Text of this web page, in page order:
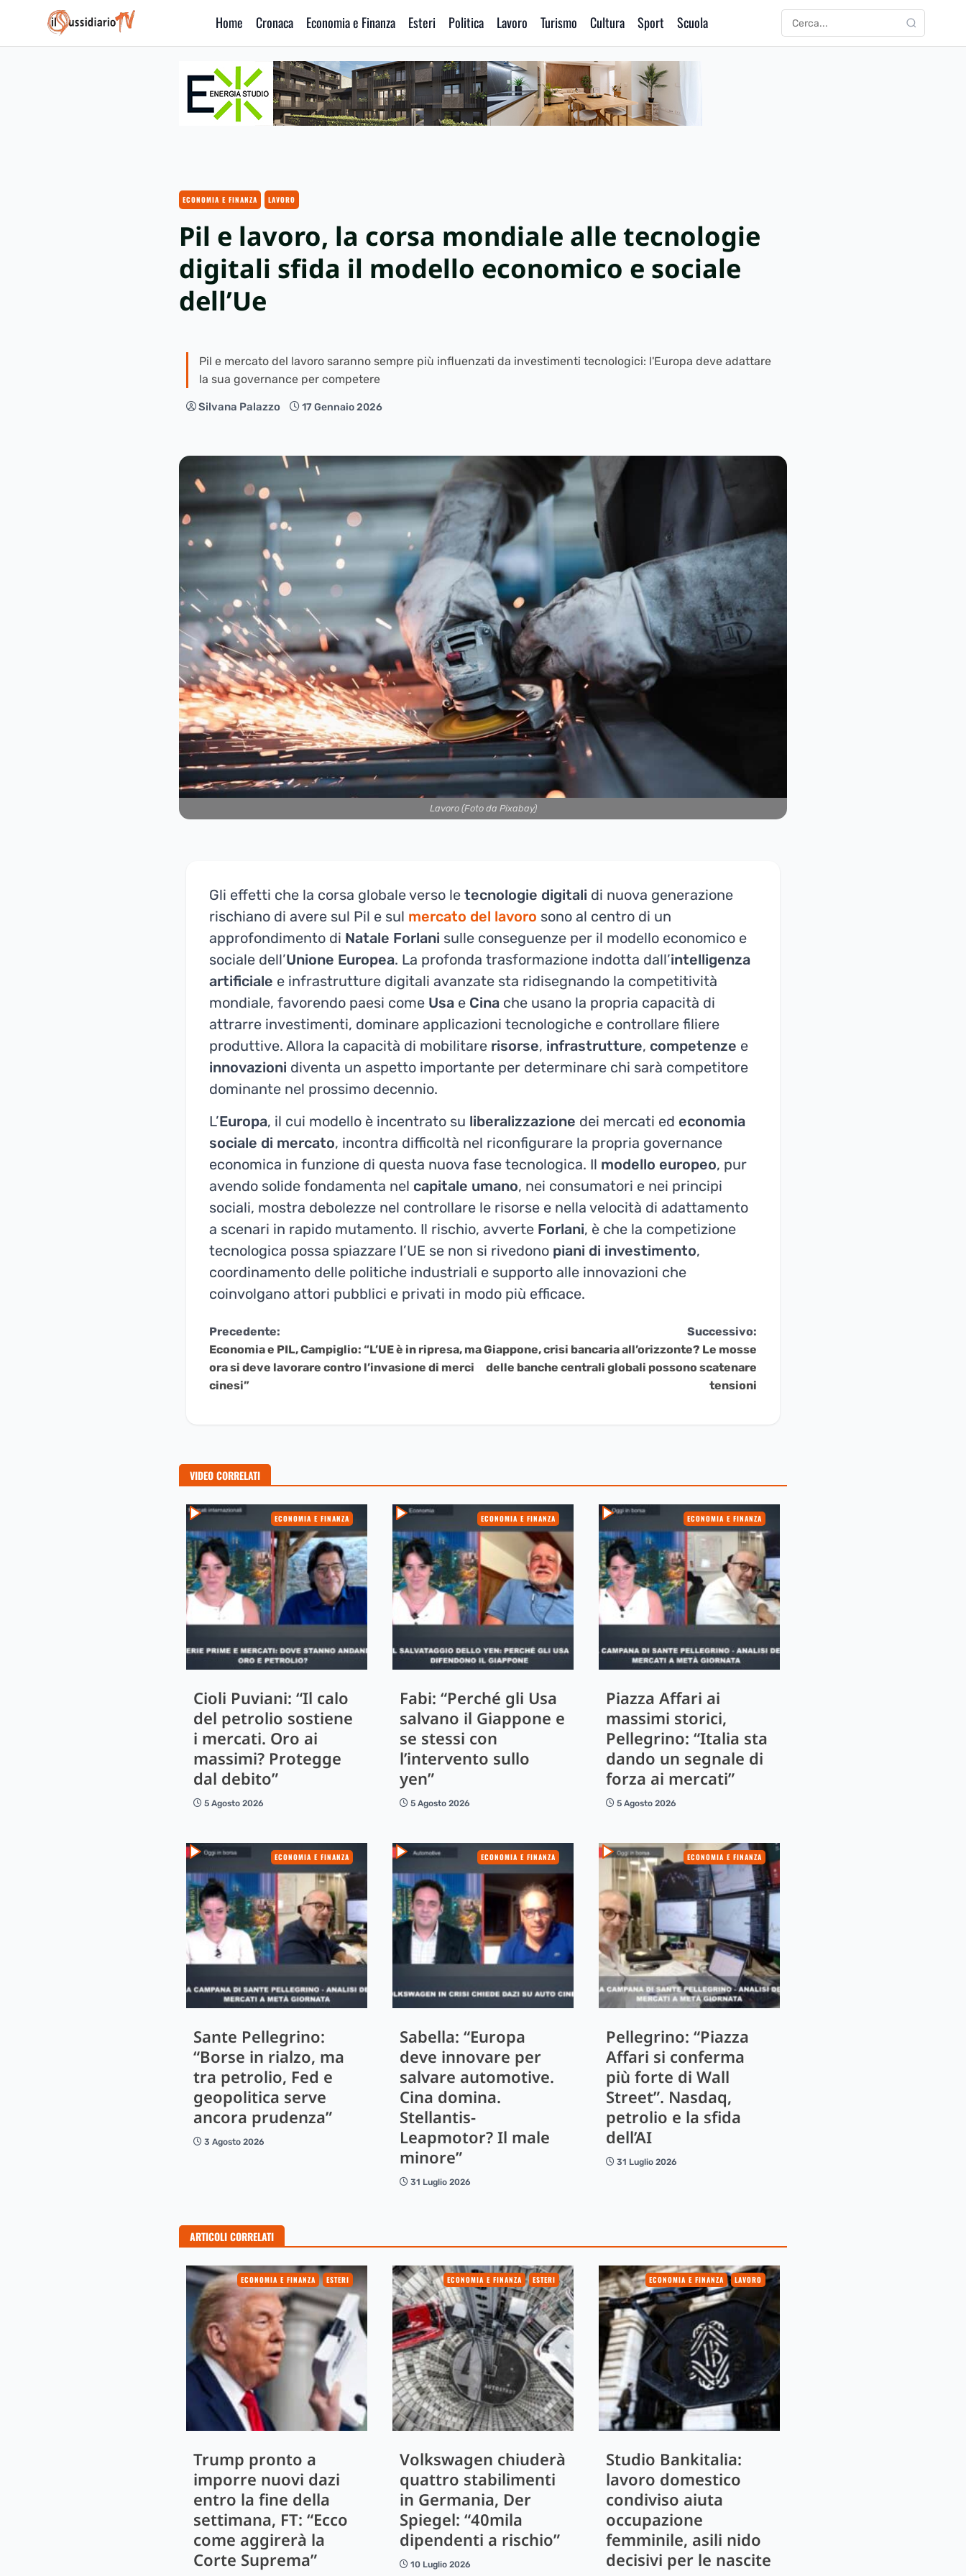
IlSussidiario TV
Home Cronaca Economia e Finanza Esteri Politica Lavoro Turismo Cultura Sport Scuola Cerca: CERCA
ECONOMIA E FINANZA LAVORO
Pil e lavoro, la corsa mondiale alle tecnologie
digitali sfida il modello economico e sociale
dell’Ue
Pil e mercato del lavoro saranno sempre più influenzati da investimenti tecnologici: l'Europa deve adattare
la sua governance per competere
Silvana Palazzo 17 Gennaio 2026
Lavoro (Foto da Pixabay)
Gli effetti che la corsa globale verso le tecnologie digitali di nuova generazione
rischiano di avere sul Pil e sul mercato del lavoro sono al centro di un
approfondimento di Natale Forlani sulle conseguenze per il modello economico e
sociale dell’Unione Europea. La profonda trasformazione indotta dall’intelligenza
artificiale e infrastrutture digitali avanzate sta ridisegnando la competitività
mondiale, favorendo paesi come Usa e Cina che usano la propria capacità di
attrarre investimenti, dominare applicazioni tecnologiche e controllare filiere
produttive. Allora la capacità di mobilitare risorse, infrastrutture, competenze e
innovazioni diventa un aspetto importante per determinare chi sarà competitore
dominante nel prossimo decennio.
L’Europa, il cui modello è incentrato su liberalizzazione dei mercati ed economia
sociale di mercato, incontra difficoltà nel riconfigurare la propria governance
economica in funzione di questa nuova fase tecnologica. Il modello europeo, pur
avendo solide fondamenta nel capitale umano, nei consumatori e nei principi
sociali, mostra debolezze nel controllare le risorse e nella velocità di adattamento
a scenari in rapido mutamento. Il rischio, avverte Forlani, è che la competizione
tecnologica possa spiazzare l’UE se non si rivedono piani di investimento,
coordinamento delle politiche industriali e supporto alle innovazioni che
coinvolgano attori pubblici e privati in modo più efficace.
Continua
a
Leggere
Precedente:
Economia e PIL, Campiglio: “L’UE è in ripresa, ma
ora si deve lavorare contro l’invasione di merci
cinesi”
Successivo:
Giappone, crisi bancaria all’orizzonte? Le mosse
delle banche centrali globali possono scatenare
tensioni
VIDEO CORRELATI
ECONOMIA E FINANZA
Cioli Puviani: “Il calo
del petrolio sostiene
i mercati. Oro ai
massimi? Protegge
dal debito”
5 Agosto 2026
ECONOMIA E FINANZA
Fabi: “Perché gli Usa
salvano il Giappone e
se stessi con
l’intervento sullo
yen”
5 Agosto 2026
ECONOMIA E FINANZA
Piazza Affari ai
massimi storici,
Pellegrino: “Italia sta
dando un segnale di
forza ai mercati”
5 Agosto 2026
ECONOMIA E FINANZA
Sante Pellegrino:
“Borse in rialzo, ma
tra petrolio, Fed e
geopolitica serve
ancora prudenza”
3 Agosto 2026
ECONOMIA E FINANZA
Sabella: “Europa
deve innovare per
salvare automotive.
Cina domina.
Stellantis-
Leapmotor? Il male
minore”
31 Luglio 2026
ECONOMIA E FINANZA
Pellegrino: “Piazza
Affari si conferma
più forte di Wall
Street”. Nasdaq,
petrolio e la sfida
dell’AI
31 Luglio 2026
ARTICOLI CORRELATI
ECONOMIA E FINANZA ESTERI
Trump pronto a
imporre nuovi dazi
entro la fine della
settimana, FT: “Ecco
come aggirerà la
Corte Suprema”
ECONOMIA E FINANZA ESTERI
Volkswagen chiuderà
quattro stabilimenti
in Germania, Der
Spiegel: “40mila
dipendenti a rischio”
10 Luglio 2026
ECONOMIA E FINANZA LAVORO
Studio Bankitalia:
lavoro domestico
condiviso aiuta
occupazione
femminile, asili nido
decisivi per le nascite